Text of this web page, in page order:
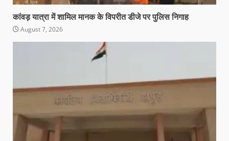
कांवड़ यात्रा में शामिल मानक के विपरीत डीजे पर पुलिस निगाह
August 7, 2026